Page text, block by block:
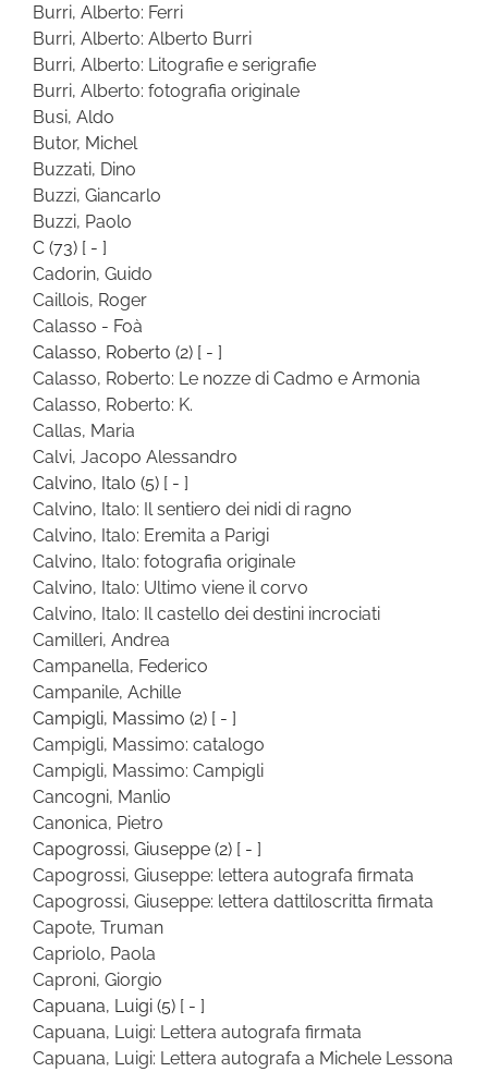
Burri, Alberto: Ferri
Burri, Alberto: Alberto Burri
Burri, Alberto: Litografie e serigrafie
Burri, Alberto: fotografia originale
Busi, Aldo
Butor, Michel
Buzzati, Dino
Buzzi, Giancarlo
Buzzi, Paolo
C (73) [ - ]
Cadorin, Guido
Caillois, Roger
Calasso - Foà
Calasso, Roberto (2) [ - ]
Calasso, Roberto: Le nozze di Cadmo e Armonia
Calasso, Roberto: K.
Callas, Maria
Calvi, Jacopo Alessandro
Calvino, Italo (5) [ - ]
Calvino, Italo: Il sentiero dei nidi di ragno
Calvino, Italo: Eremita a Parigi
Calvino, Italo: fotografia originale
Calvino, Italo: Ultimo viene il corvo
Calvino, Italo: Il castello dei destini incrociati
Camilleri, Andrea
Campanella, Federico
Campanile, Achille
Campigli, Massimo (2) [ - ]
Campigli, Massimo: catalogo
Campigli, Massimo: Campigli
Cancogni, Manlio
Canonica, Pietro
Capogrossi, Giuseppe (2) [ - ]
Capogrossi, Giuseppe: lettera autografa firmata
Capogrossi, Giuseppe: lettera dattiloscritta firmata
Capote, Truman
Capriolo, Paola
Caproni, Giorgio
Capuana, Luigi (5) [ - ]
Capuana, Luigi: Lettera autografa firmata
Capuana, Luigi: Lettera autografa a Michele Lessona